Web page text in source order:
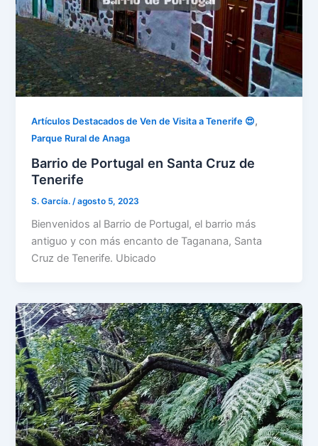
Artículos Destacados de Ven de Visita a Tenerife 😍,
Parque Rural de Anaga
Barrio de Portugal en Santa Cruz de
Tenerife
S. García. /agosto 5, 2023
Bienvenidos al Barrio de Portugal, el barrio más
antiguo y con más encanto de Taganana, Santa
Cruz de Tenerife. Ubicado